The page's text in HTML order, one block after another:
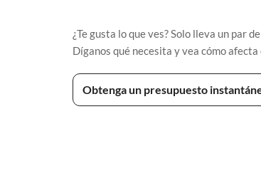
¿Te gusta lo que ves? Solo lleva un par
Díganos qué necesita y vea cómo afecta
Obtenga un presupuesto